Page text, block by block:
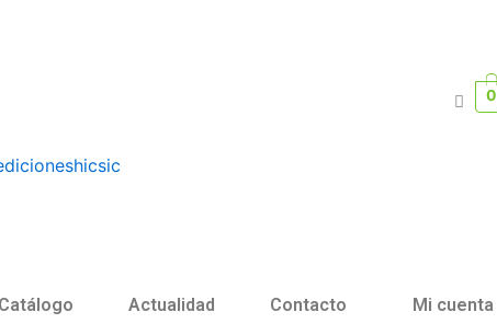
0
Catálogo Actualidad Contacto Mi cuenta